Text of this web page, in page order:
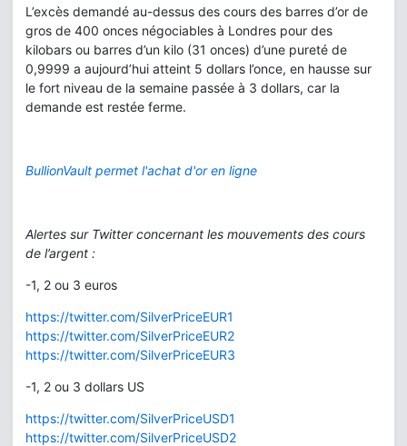
L’excès demandé au-dessus des cours des barres d’or de
gros de 400 onces négociables à Londres pour des
kilobars ou barres d’un kilo (31 onces) d’une pureté de
0,9999 a aujourd’hui atteint 5 dollars l’once, en hausse sur
le fort niveau de la semaine passée à 3 dollars, car la
demande est restée ferme.
BullionVault permet l'achat d'or en ligne
Alertes sur Twitter concernant les mouvements des cours
de l’argent :
-1, 2 ou 3 euros
https://twitter.com/SilverPriceEUR1
https://twitter.com/SilverPriceEUR2
https://twitter.com/SilverPriceEUR3
-1, 2 ou 3 dollars US
https://twitter.com/SilverPriceUSD1
https://twitter.com/SilverPriceUSD2